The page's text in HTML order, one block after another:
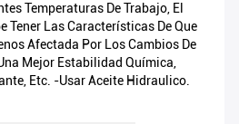
Temperaturas De Trabajo, El
Tener Las Características De Que
Afectada Por Los Cambios De
Mejor Estabilidad Química,
Etc. -usar Aceite Hidraulico.